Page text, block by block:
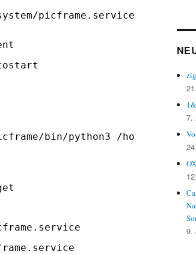
picframe.service
bin/python3 /home/pi/
7.
9.